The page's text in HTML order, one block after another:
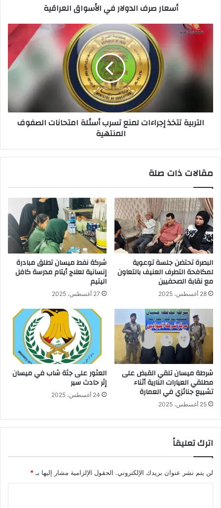
أسعار صرف الدولار في الأسواق العراقية
التربية
أسئلة
المنتهية
التربية تتخذ إجراءات لمنع تسرب أسئلة امتحانات الصفوف
المنتهية
مقالات ذات صلة
البصرة تحتضن جلسة توعوية
لمكافحة التطرف العنيف بالتعاون
مع نقابة الصحفيين
28 أغسطس، 2025
شركة نفط ميسان تطلق مبادرة
إنسانية لعلاج أيتام مدرسة كافل
اليتيم
27 أغسطس، 2025
شرطة ميسان تلقي القبض على
مطلقي العيارات النارية أثناء
تشييع جنائزي في العمارة
25 أغسطس، 2025
العثور على جثة شاب في ميسان
إثر حادث سير
24 أغسطس، 2025
اترك تعليقاً
لن يتم نشر عنوان بريدك الإلكتروني. الحقول الإلزامية مشار إليها بـ*